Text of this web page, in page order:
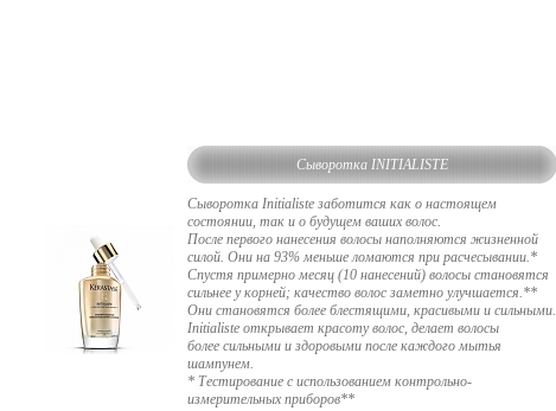
Сыворотка INITIALISTE
Сыворотка Initialiste заботится как о настоящем
состоянии, так и о будущем ваших волос.
После первого нанесения волосы наполняются жизненной
силой. Они на 93% меньше ломаются при расчесывании.*
Спустя примерно месяц (10 нанесений) волосы становятся
сильнее у корней; качество волос заметно улучшается.**
Они становятся более блестящими, красивыми и сильными.
Initialiste открывает красоту волос, делает волосы
более сильными и здоровыми после каждого мытья
шампунем.
* Тестирование с использованием контрольно-
измерительных приборов**